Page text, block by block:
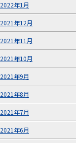
2022年1月
2021年12月
2021年11月
2021年10月
2021年9月
2021年8月
2021年7月
2021年6月